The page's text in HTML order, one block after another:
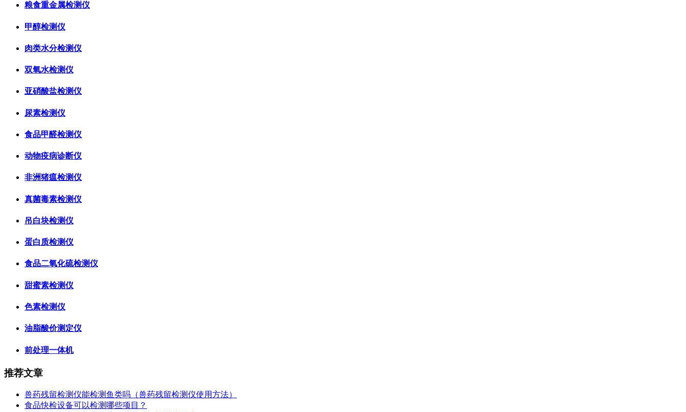
粮食重金属检测仪
甲醇检测仪
肉类水分检测仪
双氧水检测仪
亚硝酸盐检测仪
尿素检测仪
食品甲醛检测仪
动物疫病诊断仪
非洲猪瘟检测仪
真菌毒素检测仪
吊白块检测仪
蛋白质检测仪
食品二氧化硫检测仪
甜蜜素检测仪
色素检测仪
油脂酸价测定仪
前处理一体机
推荐文章
兽药残留检测仪能检测鱼类吗（兽药残留检测仪使用方法）
食品快检设备可以检测哪些项目？